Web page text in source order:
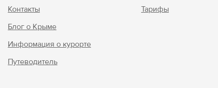
Контакты
Блог о Крыме
Информация о курорте
Путеводитель
Тарифы